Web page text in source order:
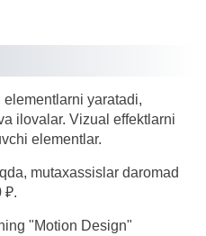
yaratadi,
ilovalar. Vizual effektlarni
elementlar.
mutaxassislar daromad
₽.
"Motion Design"